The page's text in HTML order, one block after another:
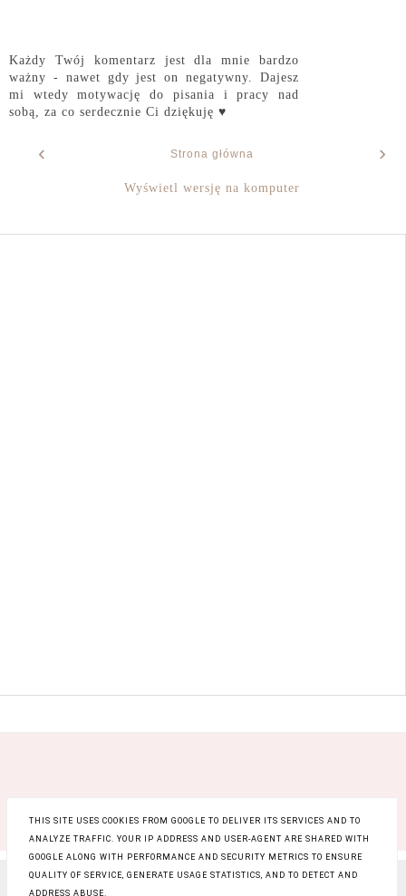
Każdy Twój komentarz jest dla mnie bardzo
ważny - nawet gdy jest on negatywny. Dajesz
mi wtedy motywację do pisania i pracy nad
sobą, za co serdecznie Ci dziękuję ♥
‹ ›
Strona główna
Wyświetl wersję na komputer
COPYRIGHT ©
THIS SITE USES COOKIES FROM GOOGLE TO DELIVER ITS SERVICES AND TO
ANALYZE TRAFFIC. YOUR IP ADDRESS AND USER-AGENT ARE SHARED WITH
GOOGLE ALONG WITH PERFORMANCE AND SECURITY METRICS TO ENSURE
QUALITY OF SERVICE, GENERATE USAGE STATISTICS, AND TO DETECT AND
ADDRESS ABUSE.